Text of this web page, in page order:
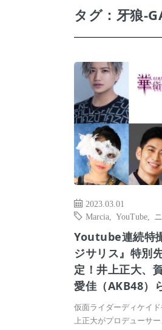
タグ：牙狼-
2023.03.01
Marcia
YouTube
Youtube連続特
ジサリス』特別
定！井上正大、
愛佳（AKB48）
仮面ライダーディケイ
上正大がプロデューサ